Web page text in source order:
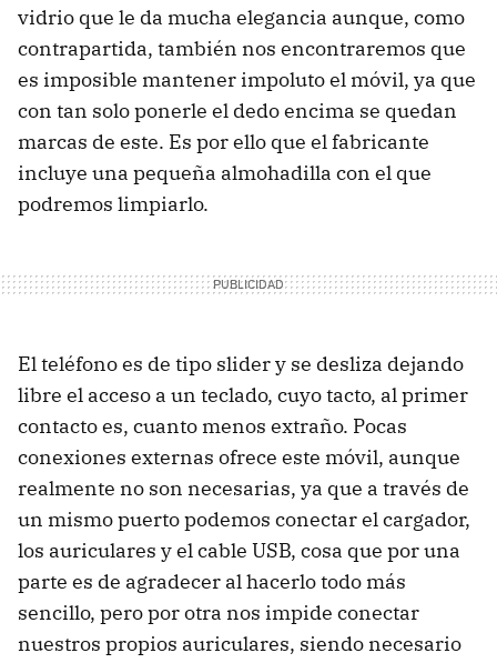
vidrio que le da mucha elegancia aunque, como
contrapartida, también nos encontraremos que
es imposible mantener impoluto el móvil, ya que
con tan solo ponerle el dedo encima se quedan
marcas de este. Es por ello que el fabricante
incluye una pequeña almohadilla con el que
podremos limpiarlo.
El teléfono es de tipo slider y se desliza dejando
libre el acceso a un teclado, cuyo tacto, al primer
contacto es, cuanto menos extraño. Pocas
conexiones externas ofrece este móvil, aunque
realmente no son necesarias, ya que a través de
un mismo puerto podemos conectar el cargador,
los auriculares y el cable USB, cosa que por una
parte es de agradecer al hacerlo todo más
sencillo, pero por otra nos impide conectar
nuestros propios auriculares, siendo necesario